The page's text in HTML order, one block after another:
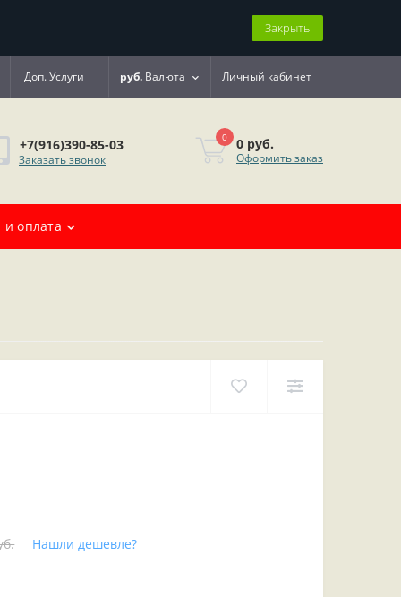
Закрыть
Доп. Услуги руб. Валюта Личный кабинет
+7(916)390-85-03
Заказать звонок
0 0 руб.
Оформить заказ
и оплата
Нашли дешевле?